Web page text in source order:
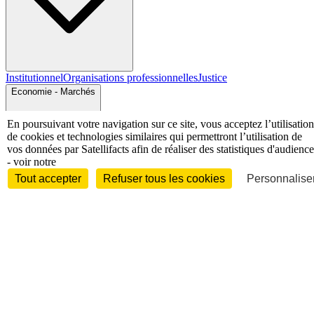
InstitutionnelOrganisations professionnellesJustice
Economie - Marchés
Entreprises et marchésTélécomsTechnologiesIndustries
En poursuivant votre navigation sur ce site, vous acceptez l’utilisation
de cookies et technologies similaires qui permettront l’utilisation de
vos données par Satellifacts afin de réaliser des statistiques d'audience
- voir notre
Tout accepter
Refuser tous les cookies